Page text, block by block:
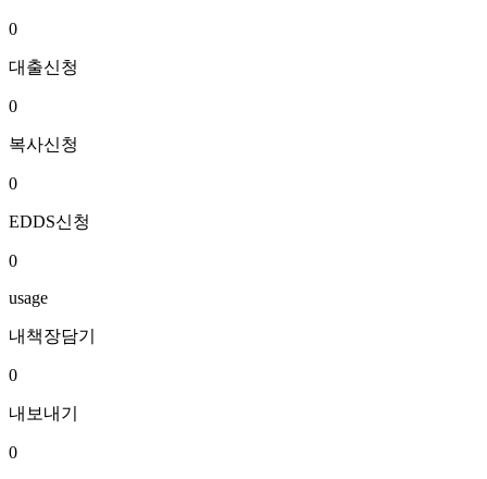
0
대출신청
0
복사신청
0
EDDS신청
0
usage
내책장담기
0
내보내기
0